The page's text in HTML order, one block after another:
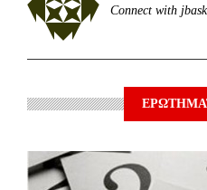
Connect with